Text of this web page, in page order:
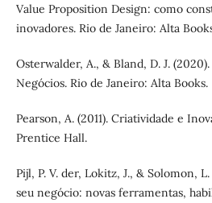
Value Proposition Design: como
inovadores. Rio de Janeiro: Alta
Osterwalder, A., & Bland, D. J.
Negócios. Rio de Janeiro: Alta Books.
Pearson, A. (2011). Criatividade e
Prentice Hall.
Pijl, P. V. der, Lokitz, J., & Solomon,
seu negócio: novas ferramentas,